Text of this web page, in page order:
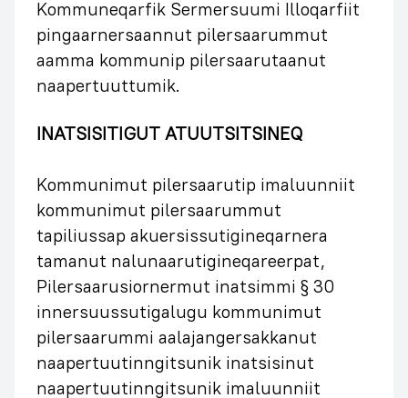
Kommuneqarfik Sermersuumi Illoqarfiit
pingaarnersaannut pilersaarummut
aamma kommunip pilersaarutaanut
naapertuuttumik.
INATSISITIGUT ATUUTSITSINEQ
Kommunimut pilersaarutip imaluunniit
kommunimut pilersaarummut
tapiliussap akuersissutigineqarnera
tamanut nalunaarutigineqareerpat,
Pilersaarusiornermut inatsimmi § 30
innersuussutigalugu kommunimut
pilersaarummi aalajangersakkanut
naapertuutinngitsunik inatsisinut
naapertuutinngitsunik imaluunniit